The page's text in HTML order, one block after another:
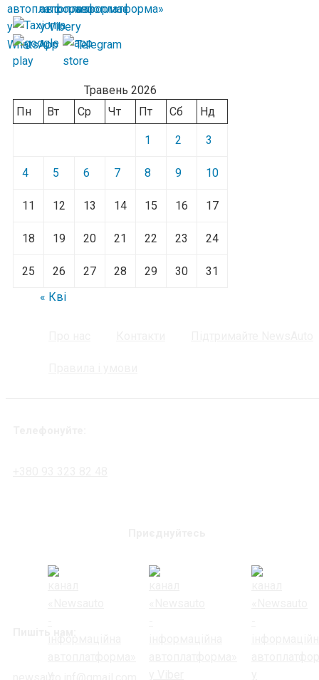
Травень 2026
Пн
Вт Ср Чт Пт Сб Нд
1 2 3
4 5 6 7 8 9 10
11 12 13 14 15 16 17
18 19 20 21 22 23 24
25 26 27 28 29 30
31
« Кві